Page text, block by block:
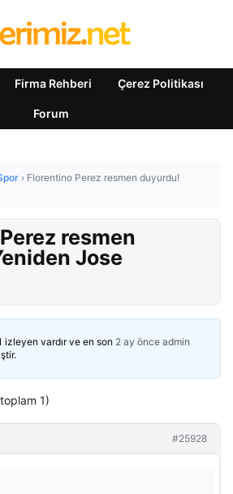
Firma Rehberi Çerez Politikası
Forum
› Florentino Perez resmen duyurdu!
resmen
Jose
izleyen vardır ve en son 2 ay önce admin
1)
#25928